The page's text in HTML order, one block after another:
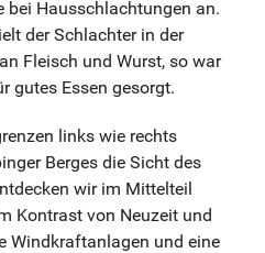
bei Hausschlachtungen an.
der Schlachter in der
Fleisch und Wurst, so war
gutes Essen gesorgt.
links wie rechts
Berges die Sicht des
wir im Mittelteil
Kontrast von Neuzeit und
Windkraftanlagen und eine